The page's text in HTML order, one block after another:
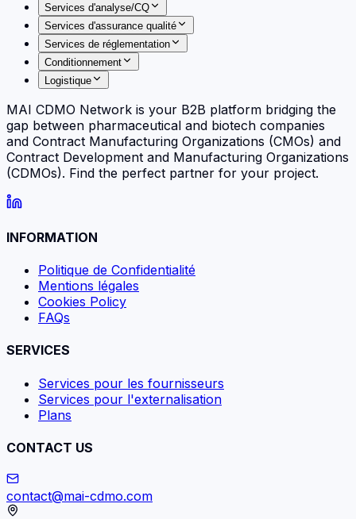
Services d'analyse/CQ
Services d'assurance qualité
Services de réglementation
Conditionnement
Logistique
MAI CDMO Network is your B2B platform bridging the
gap between pharmaceutical and biotech companies
and Contract Manufacturing Organizations (CMOs) and
Contract Development and Manufacturing Organizations
(CDMOs). Find the perfect partner for your project.
INFORMATION
Politique de Confidentialité
Mentions légales
Cookies Policy
FAQs
SERVICES
Services pour les fournisseurs
Services pour l'externalisation
Plans
CONTACT US
contact@mai-cdmo.com